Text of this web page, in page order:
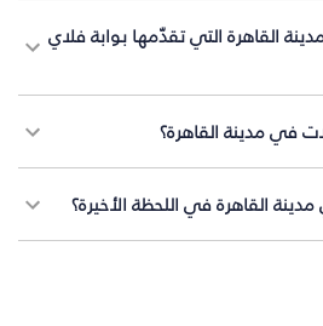
القاهرة التي تقدّمها بوابة فلاي
في مدينة القاهرة؟
القاهرة في اللحظة الأخيرة؟